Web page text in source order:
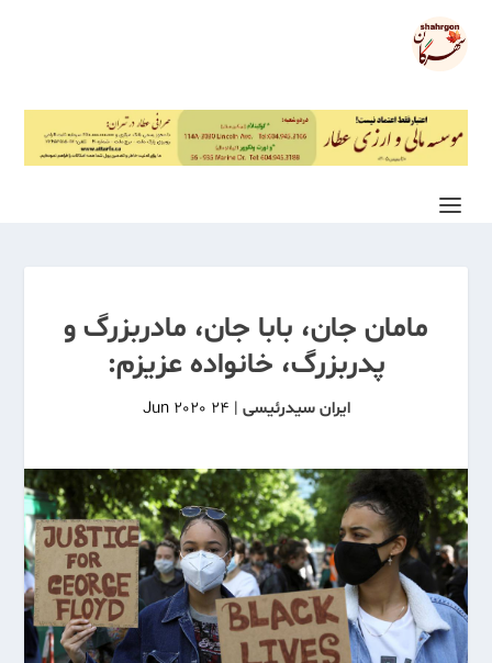
مامان جان، بابا جان، مادربزرگ و
پدربزرگ، خانواده عزیزم:
ایران سیدرئیسی |
24 Jun 2020